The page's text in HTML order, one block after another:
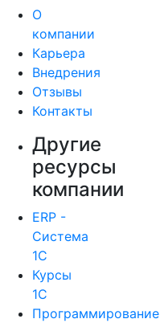
О
компании
Карьера
Внедрения
Отзывы
Контакты
Другие
ресурсы
компании
ERP -
Система
1С
Курсы
1С
Программирование